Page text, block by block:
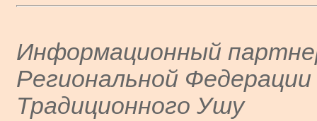
Информационный
Региональной Федерации
Традиционного Ушу